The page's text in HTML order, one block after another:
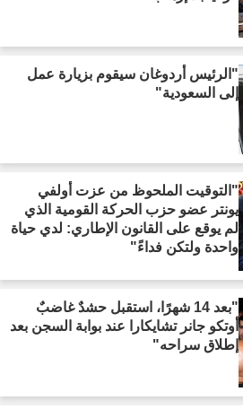
أردوغان سيقوم بزيارة عمل
السعودية"
الملحوظ من عزت أولفي
عضو حزب الحركة القومية الذي
يوقع على القانون الإطاري: لدي حياة
ولتكن فداءً"
"بعد 14 شهرًا، استقبل حشدٌ غاضبٌ
جانر تشايكارا عند بوابة السجن بعد
سراحه"